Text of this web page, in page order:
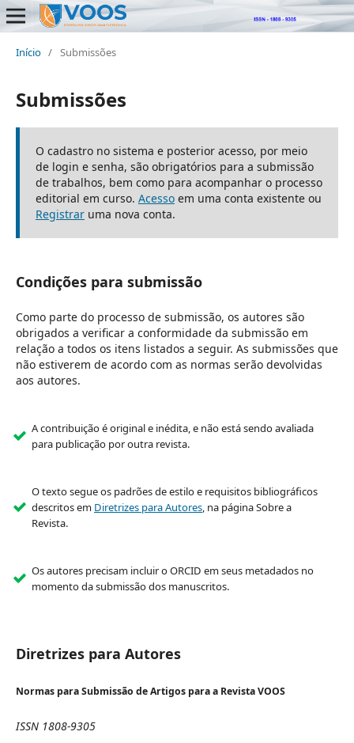
Início / Submissões
Submissões
O cadastro no sistema e posterior acesso, por meio
de login e senha, são obrigatórios para a submissão
de trabalhos, bem como para acompanhar o processo
editorial em curso. Acessoem uma conta existente ou
Registraruma nova conta.
Condições para submissão
Como parte do processo de submissão, os autores são
obrigados a verificar a conformidade da submissão em
relação a todos os itens listados a seguir. As submissões que
não estiverem de acordo com as normas serão devolvidas
aos autores.
A contribuição é original e inédita, e não está sendo avaliada
para publicação por outra revista.
O texto segue os padrões de estilo e requisitos bibliográficos
descritos em Diretrizes para Autores, na página Sobre a
Revista.
Os autores precisam incluir o ORCID em seus metadados no
momento da submissão dos manuscritos.
Diretrizes para Autores
Normas para Submissão de Artigos para a Revista VOOS
ISSN 1808-9305